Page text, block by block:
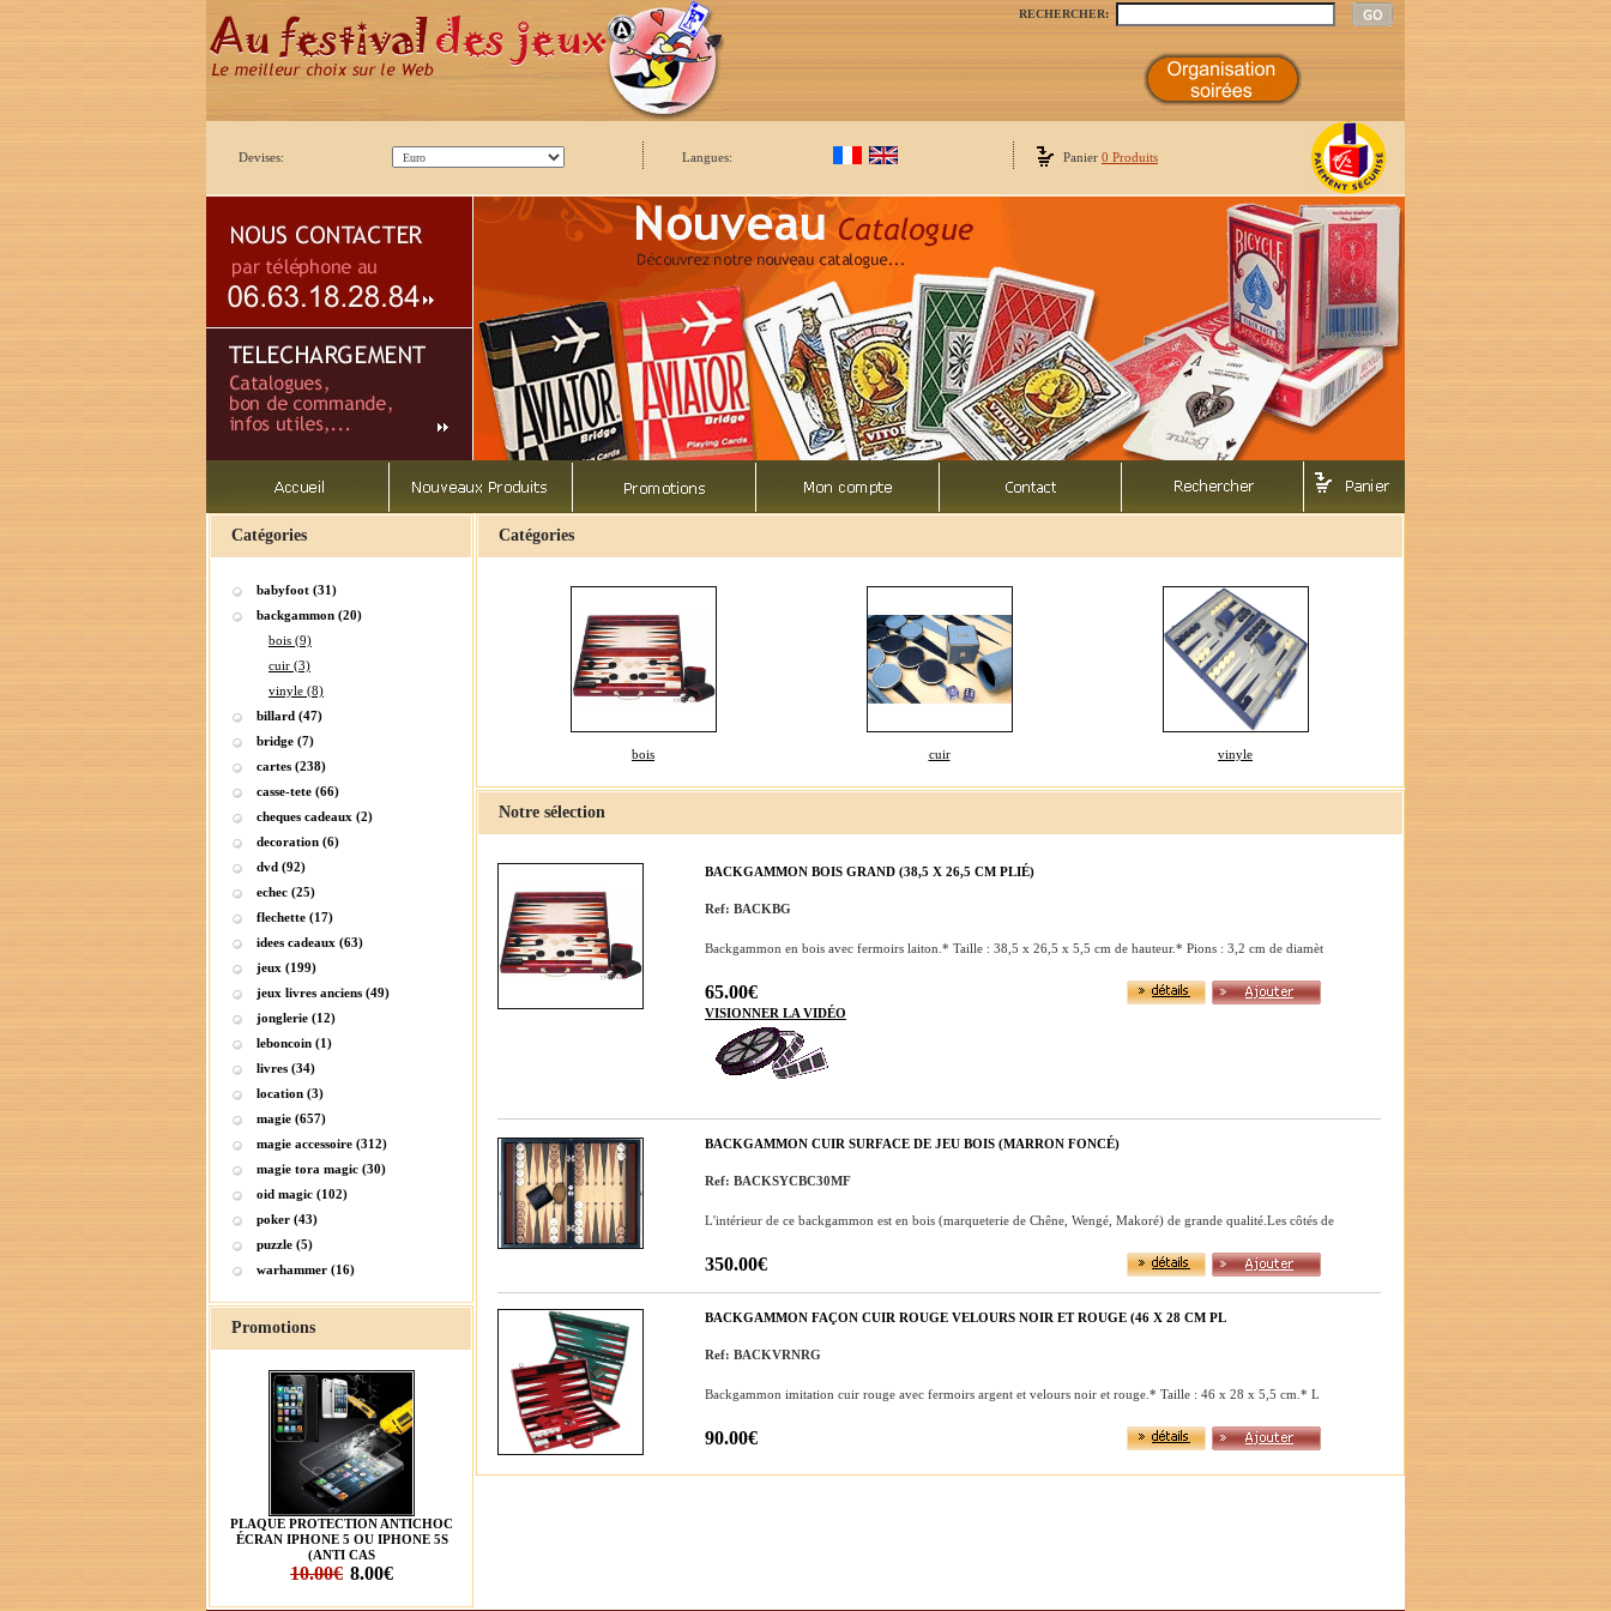
RECHERCHER:
Devises: Langues: Panier 0 Produits
Catégories
babyfoot (31)
backgammon (20)
bois (9)
cuir (3)
vinyle (8)
billard (47)
bridge (7)
cartes (238)
casse-tete (66)
cheques cadeaux (2)
decoration (6)
dvd (92)
echec (25)
flechette (17)
idees cadeaux (63)
jeux (199)
jeux livres anciens (49)
jonglerie (12)
leboncoin (1)
livres (34)
location (3)
magie (657)
magie accessoire (312)
magie tora magic (30)
oid magic (102)
poker (43)
puzzle (5)
warhammer (16)
Promotions
PLAQUE PROTECTION ANTICHOC
ÉCRAN IPHONE 5 OU IPHONE 5S
(ANTI CAS
10.00€ 8.00€
Catégories
bois cuir vinyle
Notre sélection
BACKGAMMON BOIS GRAND (38,5 X 26,5 CM PLIÉ)
Ref: BACKBG
Backgammon en bois avec fermoirs laiton.* Taille : 38,5 x 26,5 x 5,5 cm de hauteur.* Pions : 3,2 cm de diamèt
65.00€
VISIONNER LA VIDÉO
BACKGAMMON CUIR SURFACE DE JEU BOIS (MARRON FONCÉ)
Ref: BACKSYCBC30MF
L'intérieur de ce backgammon est en bois (marqueterie de Chêne, Wengé, Makoré) de grande qualité.Les côtés de
350.00€
BACKGAMMON FAÇON CUIR ROUGE VELOURS NOIR ET ROUGE (46 X 28 CM PL
Ref: BACKVRNRG
Backgammon imitation cuir rouge avec fermoirs argent et velours noir et rouge.* Taille : 46 x 28 x 5,5 cm.* L
90.00€